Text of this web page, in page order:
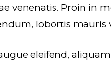
venenatis. Proin in
lobortis mauris
eleifend,